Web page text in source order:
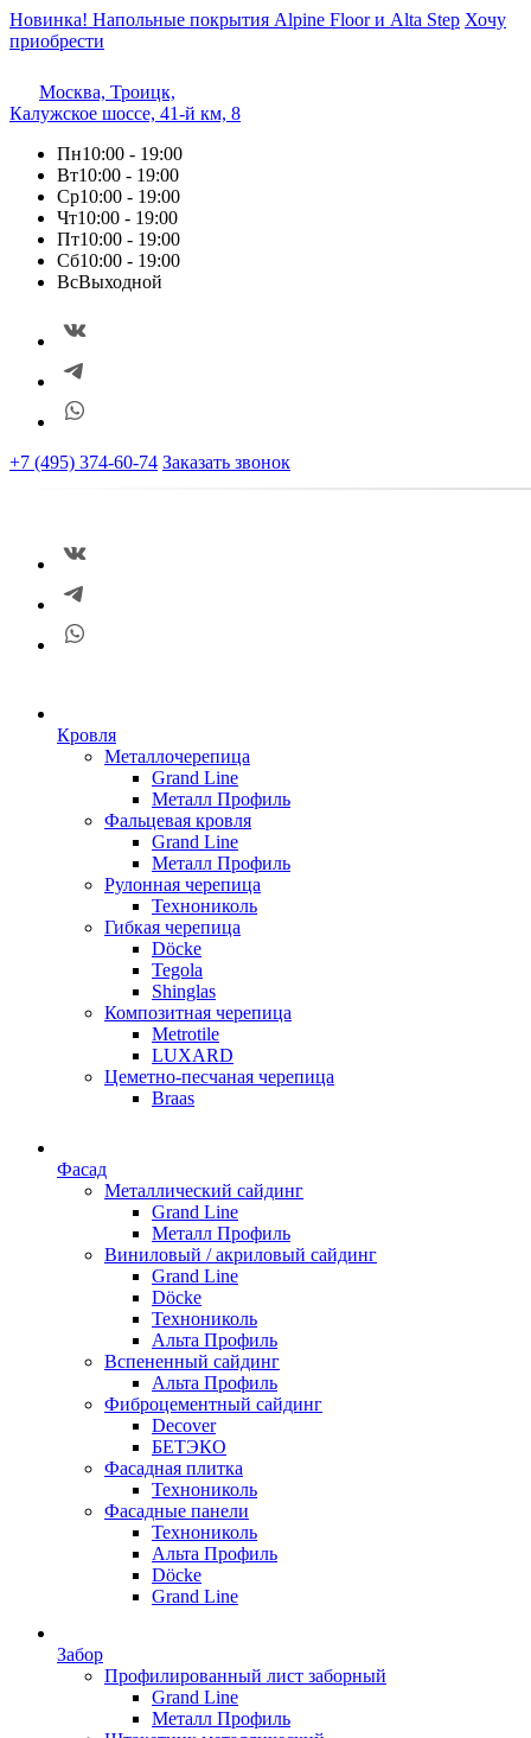
Новинка! Напольные покрытия Alpine Floor и Alta Step Хочу
приобрести
Москва, Троицк,
Калужское шоссе, 41-й км, 8
Пн10:00 - 19:00
Вт10:00 - 19:00
Ср10:00 - 19:00
Чт10:00 - 19:00
Пт10:00 - 19:00
Сб10:00 - 19:00
ВсВыходной
+7 (495) 374-60-74 Заказать звонок
Кровля
Металлочерепица
Grand Line
Металл Профиль
Фальцевая кровля
Grand Line
Металл Профиль
Рулонная черепица
Технониколь
Гибкая черепица
Döсkе
Tegola
Shinglas
Композитная черепица
Metrotile
LUXARD
Цеметно-песчаная черепица
Braas
Фасад
Металлический сайдинг
Grand Line
Металл Профиль
Виниловый / акриловый сайдинг
Grand Line
Döсkе
Технониколь
Альта Профиль
Вспененный сайдинг
Альта Профиль
Фиброцементный сайдинг
Decover
БЕТЭКО
Фасадная плитка
Технониколь
Фасадные панели
Технониколь
Альта Профиль
Döсkе
Grand Line
Забор
Профилированный лист заборный
Grand Line
Металл Профиль